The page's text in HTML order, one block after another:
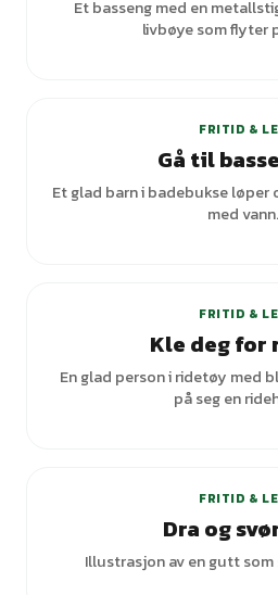
Et basseng med en
livbøye som flyter
FRITID &
Gå til
Et glad barn i badebukse løper
med vann.
FRITID &
Kle deg for
En glad person i ridetøy med
på seg en
FRITID &
Dra og
Illustrasjon av en gutt som